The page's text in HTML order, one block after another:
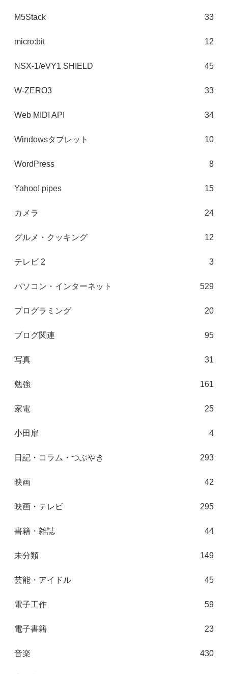
M5Stack 33
micro:bit 12
NSX-1/eVY1 SHIELD 45
W-ZERO3 33
Web MIDI API 34
Windowsタブレット 10
WordPress 8
Yahoo! pipes 15
カメラ 24
グルメ・クッキング 12
テレビ 2 3
パソコン・インターネット 529
プログラミング 20
ブログ関連 95
写真 31
勉強 161
家電 25
小田扉 4
日記・コラム・つぶやき 293
映画 42
映画・テレビ 295
書籍・雑誌 44
未分類 149
芸能・アイドル 45
電子工作 59
電子書籍 23
音楽 430